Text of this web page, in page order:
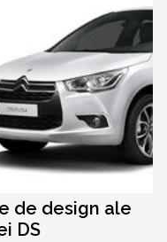
de design ale
DS